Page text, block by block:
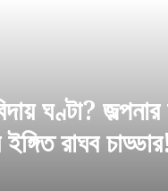
ঘণ্টা?
রাঘব চাড্ডার!